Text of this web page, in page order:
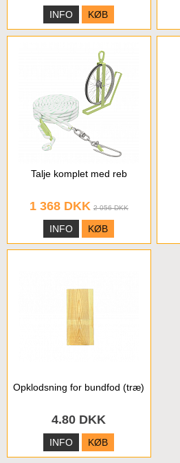
INFO KØB
Talje komplet med reb
1 368 DKK 2 056 DKK
INFO KØB
Opklodsning for bundfod (træ)
4.80 DKK
INFO KØB